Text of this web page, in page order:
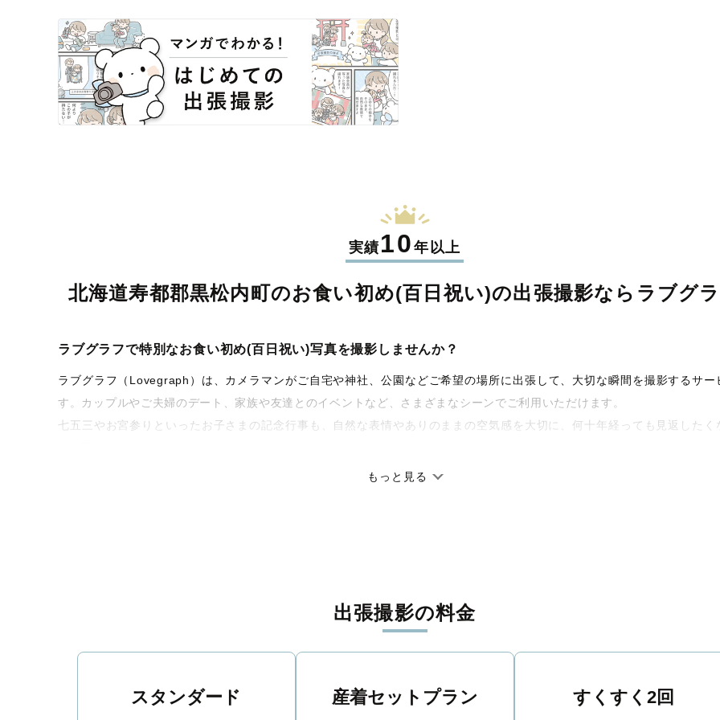
実績10年以上
北海道寿都郡黒松内町のお食い初め(百日祝い)の出張撮影なら ラブグ
ラブグラフで特別なお食い初め(百日祝い)写真を撮影しませんか？
ラブグラフ（Lovegraph）は、カメラマンがご自宅や神社、公園などご希望の場所に出張して、大切な瞬間を撮影するサー
す。カップルやご夫婦のデート、家族や友達とのイベントなど、さまざまなシーンでご利用いただけます。
七五三やお宮参りといったお子さまの記念行事も、自然な表情やありのままの空気感を大切に、何十年経っても見返したく
撮影後は、独自の編集技術で写真の明るさや色合いを丁寧に調整。自然な雰囲気を残しつつも、おしゃれで洗練された仕
もっと見る
出張撮影の料金
スタンダード 産着セットプラン すくすく2回